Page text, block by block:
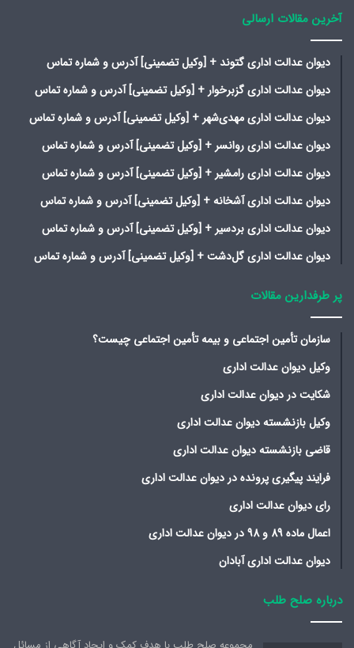
آخرین مقالات ارسالی
دیوان عدالت اداری گتوند + [وکیل تضمینی] آدرس و شماره تماس
دیوان عدالت اداری گزبرخوار + [وکیل تضمینی] آدرس و شماره تماس
دیوان عدالت اداری مهدی‌شهر + [وکیل تضمینی] آدرس و شماره تماس
دیوان عدالت اداری روانسر + [وکیل تضمینی] آدرس و شماره تماس
دیوان عدالت اداری رامشیر + [وکیل تضمینی] آدرس و شماره تماس
دیوان عدالت اداری آشخانه + [وکیل تضمینی] آدرس و شماره تماس
دیوان عدالت اداری بردسیر + [وکیل تضمینی] آدرس و شماره تماس
دیوان عدالت اداری گل‌دشت + [وکیل تضمینی] آدرس و شماره تماس
پر طرفدارین مقالات
سازمان تأمین اجتماعی و بیمه تأمین اجتماعی چیست؟
وکیل دیوان عدالت اداری
شکایت در دیوان عدالت اداری
وکیل بازنشسته دیوان عدالت اداری
قاضی بازنشسته دیوان عدالت اداری
فرایند پیگیری پرونده در دیوان عدالت اداری
رای دیوان عدالت اداری
اعمال ماده 89 و 98 در دیوان عدالت اداری
دیوان عدالت اداری آبادان
درباره صلح طلب